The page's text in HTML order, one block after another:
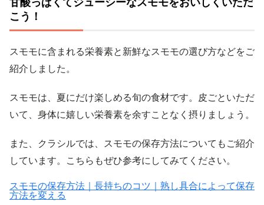
こう！
スモモに含まれる栄養素と新鮮なスモモの選び方などをご
紹介しました。
スモモは、夏にだけ楽しめる旬の食材です。皮ごといただ
いて、身体に嬉しい栄養素を余すことなく摂りましょう。
また、クラシルでは、スモモの保存方法についてもご紹介
しています。こちらもぜひ参考にしてみてください。
スモモの保存方法｜長持ちのコツ｜熟し具合によって保存
方法を変える